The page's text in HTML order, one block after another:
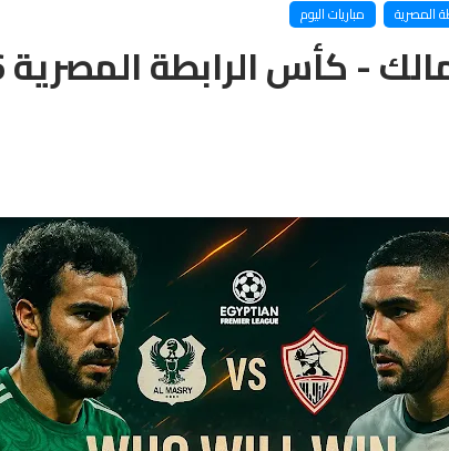
المصرية مباريات اليوم
- كأس الرابطة المصرية 2026